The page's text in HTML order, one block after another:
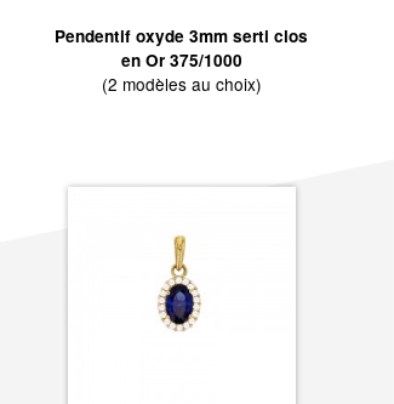
Pendentif oxyde 3mm serti clos
en Or 375/1000
(2 modèles au choix)